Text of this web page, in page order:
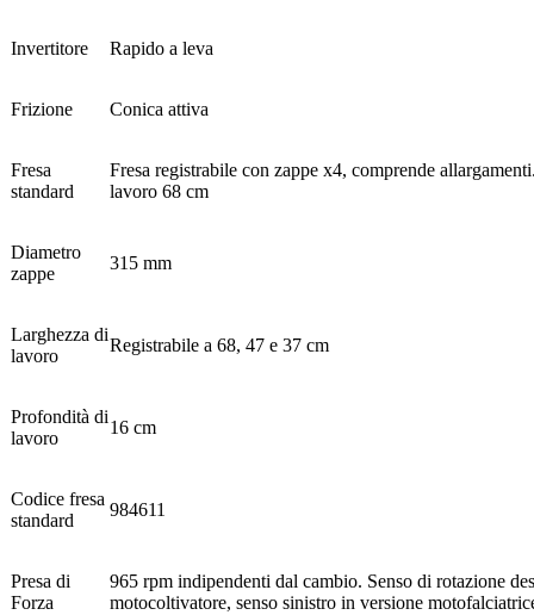
Invertitore Rapido a leva
Frizione Conica attiva
Fresa
standard
Fresa registrabile con zappe x4, comprende
lavoro 68 cm
Diametro
zappe
315 mm
Larghezza di
lavoro
Registrabile a 68, 47 e 37 cm
Profondità di
lavoro
16 cm
Codice fresa
standard
984611
Presa di
Forza
965 rpm indipendenti dal cambio. Senso di rotazione
motocoltivatore, senso sinistro in versione